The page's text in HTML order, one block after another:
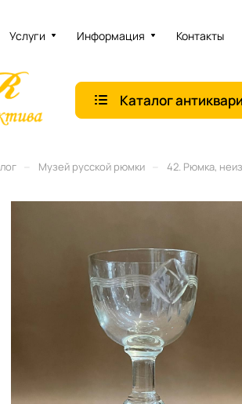
Услуги Информация Контакты
Каталог
Музей русской рюмки 42. Рюмка,